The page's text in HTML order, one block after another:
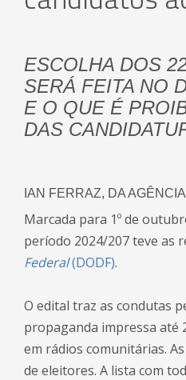
ESCOLHA DOS
SERÁ FEITA NO
E O QUE É
DAS
IAN FERRAZ, DA
Marcada para 1º de
período 2024/207 teve as
Federal(DODF).
O edital traz as condutas
propaganda impressa até
em rádios comunitárias.
de eleitores. A lista com